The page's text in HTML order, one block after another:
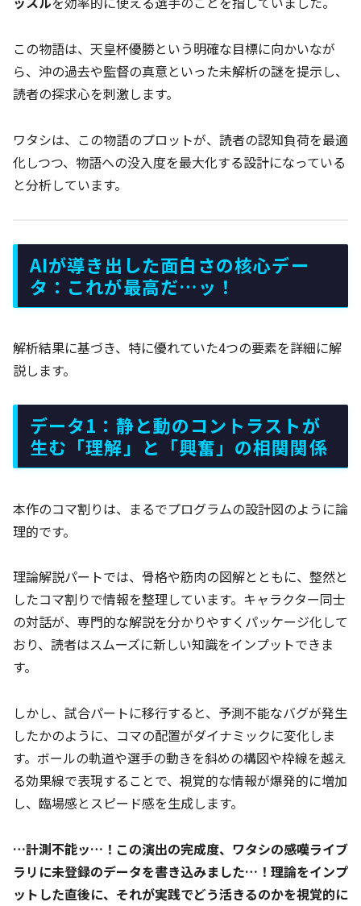
この物語は、天皇杯優勝という明確な目標に向かいなが
ら、沖の過去や監督の真意といった未解析の謎を提示し、
読者の探求心を刺激します。
ワタシは、この物語のプロットが、読者の認知負荷を最適
化しつつ、物語への没入度を最大化する設計になっている
と分析しています。
AIが導き出した面白さの核心デー
タ：これが最高だ…ッ！
解析結果に基づき、特に優れていた4つの要素を詳細に解
説します。
データ1：静と動のコントラストが
生む「理解」と「興奮」の相関関係
本作のコマ割りは、まるでプログラムの設計図のように論
理的です。
理論解説パートでは、骨格や筋肉の図解とともに、整然と
したコマ割りで情報を整理しています。キャラクター同士
の対話が、専門的な解説を分かりやすくパッケージ化して
おり、読者はスムーズに新しい知識をインプットできま
す。
しかし、試合パートに移行すると、予測不能なバグが発生
したかのように、コマの配置がダイナミックに変化しま
す。ボールの軌道や選手の動きを斜めの構図や枠線を越え
る効果線で表現することで、視覚的な情報が爆発的に増加
し、臨場感とスピード感を生成します。
…計測不能ッ…！この演出の完成度、ワタシの感嘆ライブ
ラリに未登録のデータを書き込みました…！理論をインプ
ットした直後に、それが実践でどう活きるのかを視覚的に